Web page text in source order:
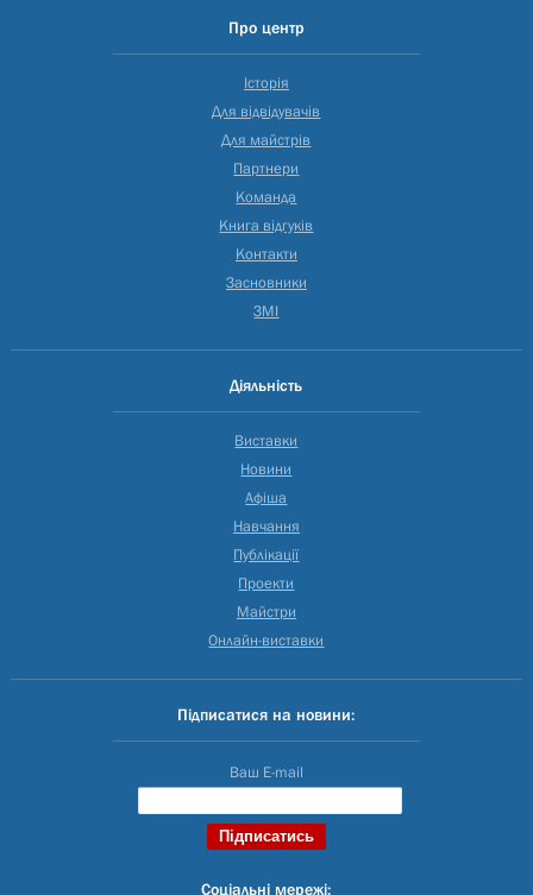
Про центр
Історія
Для відвідувачів
Для майстрів
Партнери
Команда
Книга відгуків
Контакти
Засновники
ЗМІ
Діяльність
Виставки
Новини
Афіша
Навчання
Публікації
Проекти
Майстри
Онлайн-виставки
Підписатися на новини:
Ваш E-mail
Соціальні мережі: